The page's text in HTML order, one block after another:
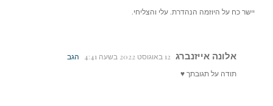
יישר כח על היוזמה הנהדרת. עלי והצליחי.
אלונה אייזנברג 12 באוגוסט 2022 בשעה 4:41
הגב
תודה על תגובתך ♥️